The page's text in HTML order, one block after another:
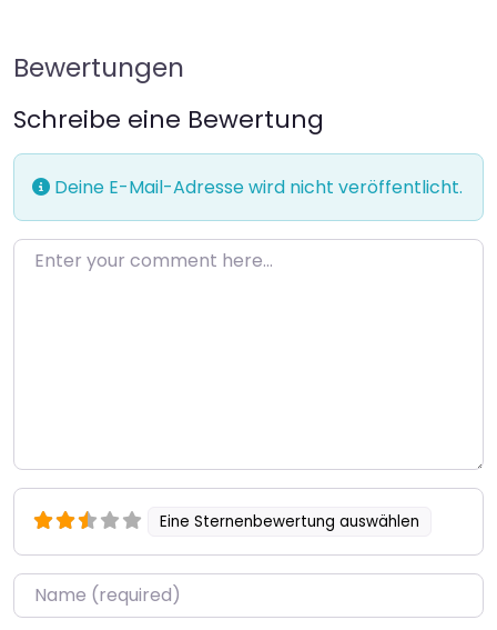
Bewertungen
Schreibe eine Bewertung
Deine E-Mail-Adresse wird nicht veröffentlicht.
Enter your comment here…
Eine Sternenbewertung auswählen
Name*